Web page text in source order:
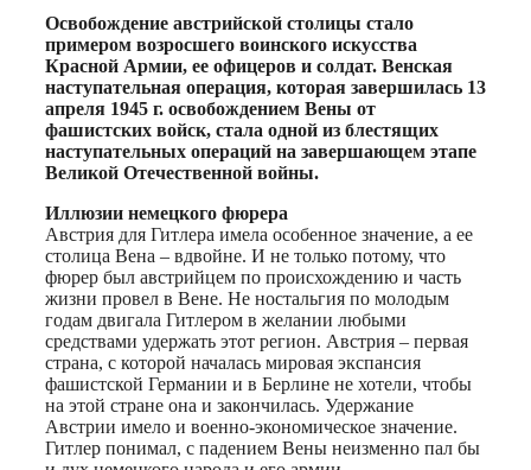
Print
Освобождение австрийской столицы стало
примером возросшего воинского искусства
Красной Армии, ее офицеров и солдат. Венская
наступательная операция, которая завершилась 13
апреля 1945 г. освобождением Вены от
фашистских войск, стала одной из блестящих
наступательных операций на завершающем этапе
Великой Отечественной войны.
Иллюзии немецкого фюрера
Австрия для Гитлера имела особенное значение, а ее
столица Вена – вдвойне. И не только потому, что
фюрер был австрийцем по происхождению и часть
жизни провел в Вене. Не ностальгия по молодым
годам двигала Гитлером в желании любыми
средствами удержать этот регион. Австрия – первая
страна, с которой началась мировая экспансия
фашистской Германии и в Берлине не хотели, чтобы
на этой стране она и закончилась. Удержание
Австрии имело и военно-экономическое значение.
Гитлер понимал, с падением Вены неизменно пал бы